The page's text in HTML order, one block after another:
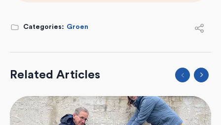
Categories: Groen
Related Articles